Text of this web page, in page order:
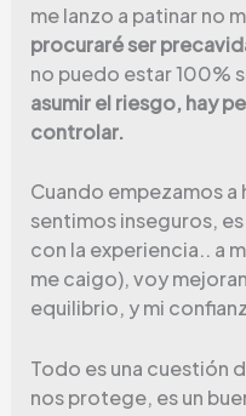
me lanzo a patinar no
procuraré ser
no puedo estar 100%
asumir el riesgo, hay
controlar.
Cuando empezamos
sentimos inseguros,
con la experiencia.. a
me caigo), voy
equilibrio, y mi
Todo es una cuestión
nos protege, es un